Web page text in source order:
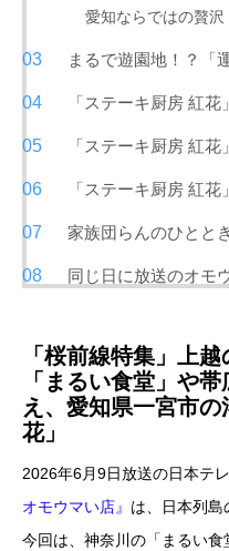
愛知ならではの贅沢
まるで遊園地！？「
「ステーキ厨房 紅
「ステーキ厨房 紅
「ステーキ厨房 紅
家族団らんのひとと
同じ日に放送のオモ
「桜前線特集」上
「まるい食堂」や
え、愛知県一宮市
花」
2026年6月9日放送の日本テ
オモウマい店』 は、日本列島
今回は、神奈川の「まるい